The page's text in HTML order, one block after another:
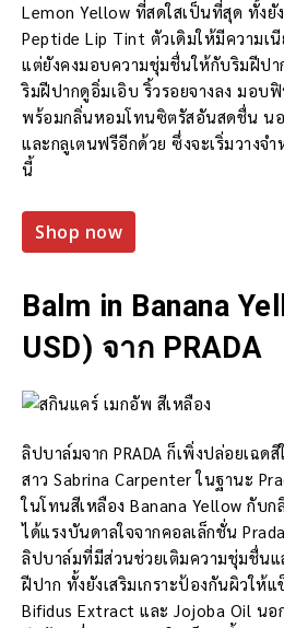
Lemon Yellow ที่สดใสเป็นที่สุด ทั้ง
Peptide Lip Tint ตัวเดิมให้มีความเ
แต่ยังคงมอบความชุ่มชื่นให้กับริมฝีปา
ริมฝีปากดูอิ่มเอิบ ริ้วรอยจางลง มอบ
พร้อมกลิ่นหอมโทนซิตรัสอันสดชื่น น
และกลูเตนฟรีอีกด้วย ซึ่งจะเริ่มวางจ
นี้
Shop now
Balm in Banana
USD) จาก PRADA
ลิปบาล์มจาก PRADA ก็เพิ่งปล่อยเฉ
สาว Sabrina Carpenter ในฐานะ
ในโทนสีเหลือง Banana Yellow กับ
ได้แรงบันดาลใจจากคอลเล็กชั่น
ลิปบาล์มที่มีส่วนช่วยเติมความชุ่มชื่นแ
ฝีปาก ทั้งยังเสริมเกราะป้องกันผิวให้
Bifidus Extract และ Jojoba Oil นอ